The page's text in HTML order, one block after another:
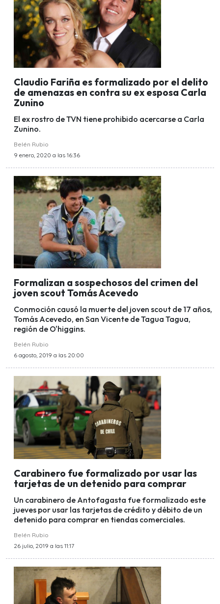
Claudio Fariña es formalizado por el delito
de amenazas en contra su ex esposa Carla
Zunino
El ex rostro de TVN tiene prohibido acercarse a Carla
Zunino.
Belén Rubio
9 enero, 2020 a las 16:36
Formalizan a sospechosos del crimen del
joven scout Tomás Acevedo
Conmoción causó la muerte del joven scout de 17 años,
Tomás Acevedo, en San Vicente de Tagua Tagua,
región de O'higgins.
Belén Rubio
6 agosto, 2019 a las 20:00
Carabinero fue formalizado por usar las
tarjetas de un detenido para comprar
Un carabinero de Antofagasta fue formalizado este
jueves por usar las tarjetas de crédito y débito de un
detenido para comprar en tiendas comerciales.
Belén Rubio
26 julio, 2019 a las 11:17